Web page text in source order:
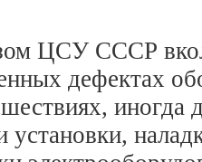
ЦСУ СССР
дефектах
иногда
установки,